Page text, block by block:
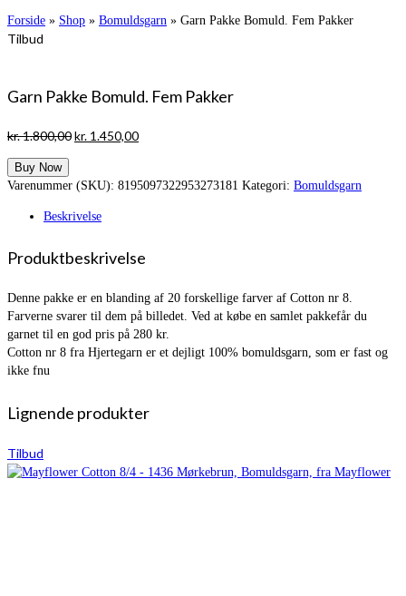
Forside » Shop » Bomuldsgarn » Garn Pakke Bomuld. Fem Pakker
Tilbud
Garn Pakke Bomuld. Fem Pakker
kr.1.800,00Den
var:
kr. 1.450,00Den
er:
Buy Now
Varenummer (SKU): 8195097322953273181 Kategori: Bomuldsgarn
Beskrivelse
Produktbeskrivelse
Denne pakke er en blanding af 20 forskellige farver af Cotton nr 8.
Farverne svarer til dem på billedet. Ved at købe en samlet pakkefår du
garnet til en god pris på 280 kr.
Cotton nr 8 fra Hjertegarn er et dejligt 100% bomuldsgarn, som er fast og
ikke fnu
Lignende produkter
Tilbud